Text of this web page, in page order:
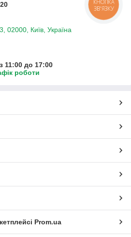
02000, Київ, Україна
11:00 до 17:00
роботи
Prom.ua
КНОПКА
ЗВ'ЯЗКУ